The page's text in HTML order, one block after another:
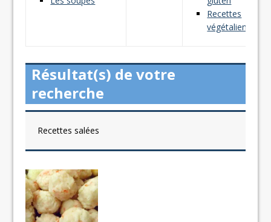
Recettes
végétaliennes
Résultat(s) de votre
recherche
Recettes salées